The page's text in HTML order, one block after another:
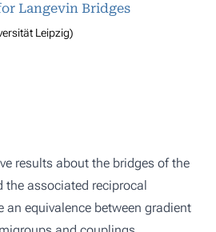
Langevin Bridges
Leipzig)
results about the bridges of the
the associated reciprocal
an equivalence between gradient